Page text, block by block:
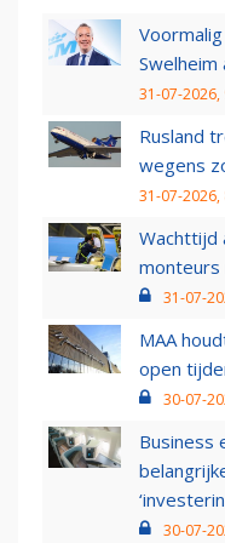
Swelheim
31-07-2026,
Rusland
wegens
31-07-2026,
Wachttijd
monteurs
31-07-
MAA
open
30-07-
Business
30-07-